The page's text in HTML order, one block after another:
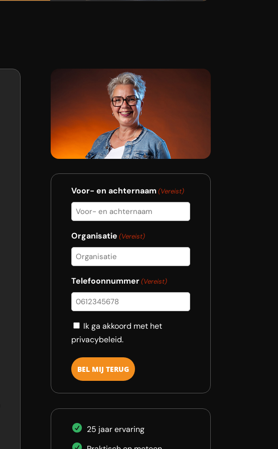
Voor- en achternaam (Vereist)
Organisatie (Vereist)
Telefoonnummer (Vereist)
Consent
Ik ga akkoord met het
privacybeleid.
25 jaar ervaring